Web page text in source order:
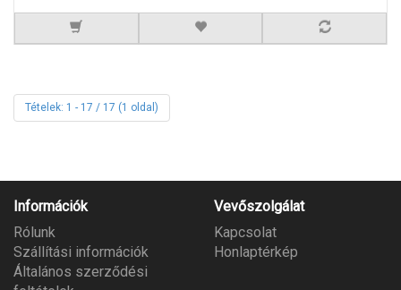
Tételek: 1 - 17 / 17 (1 oldal)
Információk
Rólunk
Szállítási információk
Általános szerződési
Vevőszolgálat
Kapcsolat
Honlaptérkép